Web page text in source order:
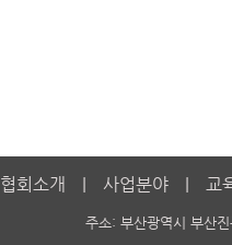
협회소개 사업분야 교
주소: 부산광역시 부산